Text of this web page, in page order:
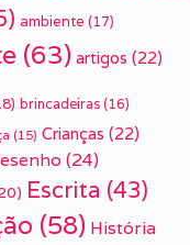
ambiente (17)
(63) artigos (22)
brincadeiras (16)
(15) Crianças (22)
(24)
Escrita (43)
(58) História